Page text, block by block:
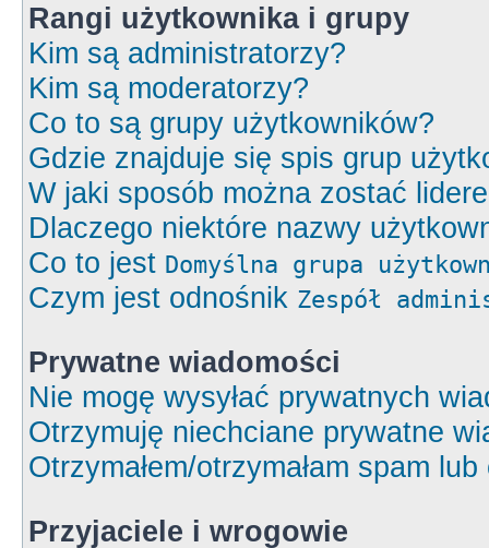
Rangi użytkownika i grupy
Kim są administratorzy?
Kim są moderatorzy?
Co to są grupy użytkowników?
Gdzie znajduje się spis grup
W jaki sposób można zostać
Dlaczego niektóre nazwy
Co to jest Domyślna grupa
Czym jest odnośnik Zespół
Prywatne wiadomości
Nie mogę wysyłać prywatnych
Otrzymuję niechciane prywatne
Otrzymałem/otrzymałam spam
Przyjaciele i wrogowie